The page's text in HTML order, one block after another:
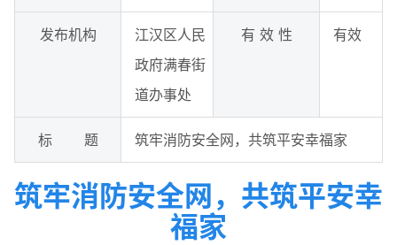
发布机构
江汉区人民
政府满春街
道办事处
有 效 性 有效
标 题 筑牢消防安全网，共筑平安幸福家
筑牢消防安全网，共筑平安幸
福家